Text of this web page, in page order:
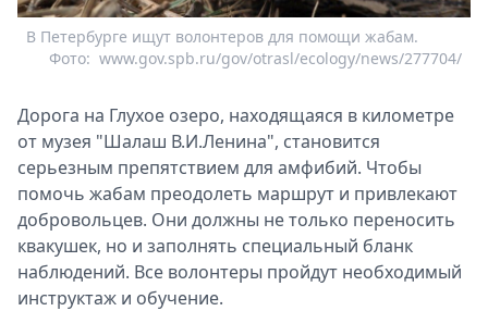
В Петербурге ищут волонтеров для помощи жабам.
www.gov.spb.ru/gov/otrasl/ecology/news/277704/
Фото:
Дорога на Глухое озеро, находящаяся в километре
от музея "Шалаш В.И.Ленина", становится
серьезным препятствием для амфибий. Чтобы
помочь жабам преодолеть маршрут и привлекают
добровольцев. Они должны не только переносить
квакушек, но и заполнять специальный бланк
наблюдений. Все волонтеры пройдут необходимый
инструктаж и обучение.